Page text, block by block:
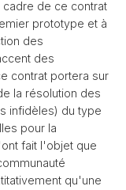
de ce contrat
prototype et à
des
des
contrat portera sur
la résolution des
infidèles) du type
pour la
fait l'objet que
qu'une